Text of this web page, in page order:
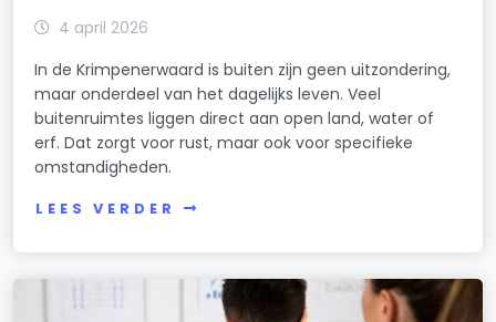
4 april 2026
In de Krimpenerwaard is buiten zijn geen uitzondering,
maar onderdeel van het dagelijks leven. Veel
buitenruimtes liggen direct aan open land, water of
erf. Dat zorgt voor rust, maar ook voor specifieke
omstandigheden.
LEES VERDER